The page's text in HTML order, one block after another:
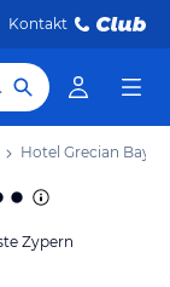
Kontakt
Hotel Grecian Bay
Zypern